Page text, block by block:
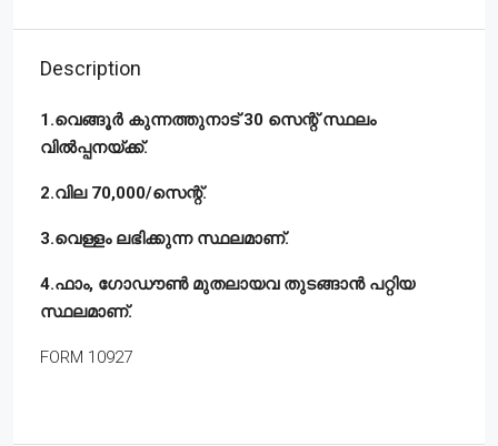
Description
1.വെങ്ങൂർ കുന്നത്തുനാട് 30 സെന്റ് സ്ഥലം
വിൽപ്പനയ്ക്ക്.
2.വില 70,000/സെന്റ്.
3.വെള്ളം ലഭിക്കുന്ന സ്ഥലമാണ്.
4.ഫാം, ഗോഡൗൺ മുതലായവ തുടങ്ങാൻ പറ്റിയ
സ്ഥലമാണ്.
FORM 10927